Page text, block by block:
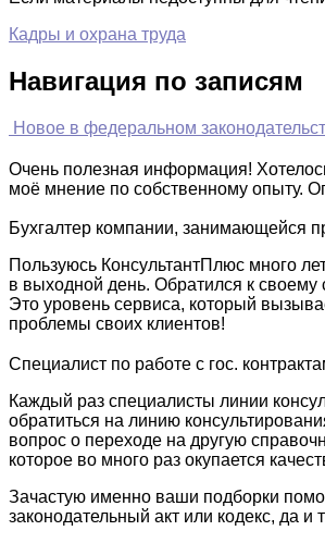
Кадры и охрана труда
Навигация по записям
Новое в федеральном
Очень полезная информация!
моё мнение по собственному опыту.
Бухгалтер компании, занимающейся
Пользуюсь КонсультантПлюс много
в выходной день. Обратился к
Это уровень сервиса, который
проблемы своих клиентов!
Специалист по работе с гос.
Каждый раз специалисты линии
обратиться на линию
вопрос о переходе на другую
которое во много раз окупается
Зачастую именно ваши подборки
законодательный акт или кодекс, да